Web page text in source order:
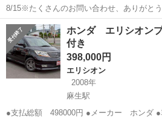
8/15※たくさんのお問い合わせ、ありがとう
たわけではございませんが、一旦締め切ら
悩んだ結果、金額を大幅に見直しました。
なり安いとは思いますので、...
北海道 札幌市 エリシオン プレス
ホンダ エリシオン
付き
398,000円
エリシオン
2008年
麻生駅
●支払総額 498000円 ●メーカー ホン